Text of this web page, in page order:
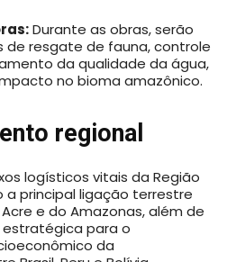
Durante as obras, serão
de resgate de fauna, controle
da qualidade da água,
no bioma amazônico.
regional
logísticos vitais da Região
a principal ligação terrestre
e do Amazonas, além de
para o
da